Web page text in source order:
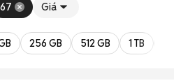
67 Giá
256 GB 512 GB 1 TB